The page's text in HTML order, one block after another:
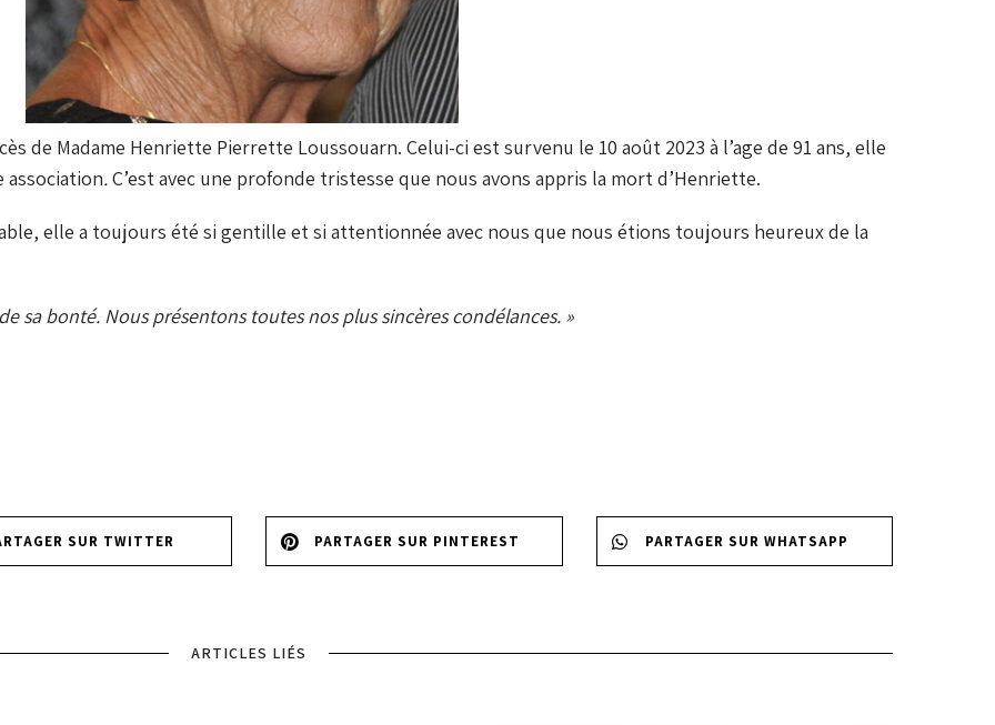
de Madame Henriette Pierrette Loussouarn. Celui-ci est survenu le 10 août 2023 à l’age de 91 ans, elle
association.C’est avec une profonde tristesse que nous avons appris la mort d’Henriette.
elle a toujours été si gentille et si attentionnée avec nous que nous étions toujours heureux de la
sa bonté. Nous présentons toutes nos plus sincères condélances. »
SUR TWITTER PARTAGER SUR PINTEREST PARTAGER SUR WHATSAPP
ARTICLES LIÉS